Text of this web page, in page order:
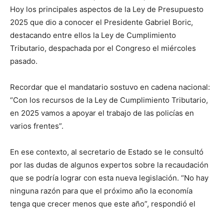
Hoy los principales aspectos de la Ley de Presupuesto
2025 que dio a conocer el Presidente Gabriel Boric,
destacando entre ellos la Ley de Cumplimiento
Tributario, despachada por el Congreso el miércoles
pasado.
Recordar que el mandatario sostuvo en cadena nacional:
“Con los recursos de la Ley de Cumplimiento Tributario,
en 2025 vamos a apoyar el trabajo de las policías en
varios frentes”.
En ese contexto, al secretario de Estado se le consultó
por las dudas de algunos expertos sobre la recaudación
que se podría lograr con esta nueva legislación. “No hay
ninguna razón para que el próximo año la economía
tenga que crecer menos que este año”, respondió el